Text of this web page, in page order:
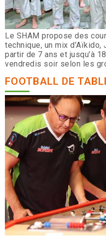
Le SHAM propose des
technique, un mix
partir de 7 ans et jusqu’à
vendredis soir selon les
FOOTBALL DE